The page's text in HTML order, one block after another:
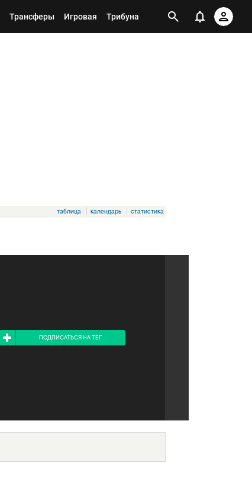
Трансферы Игровая Трибуна
таблица календарь
статистика
ПОДПИСАТЬСЯ НА ТЕГ